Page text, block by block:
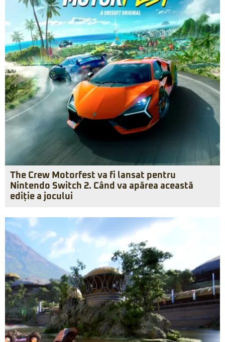
The Crew Motorfest va fi lansat pentru
Nintendo Switch 2. Când va apărea această
ediție a jocului